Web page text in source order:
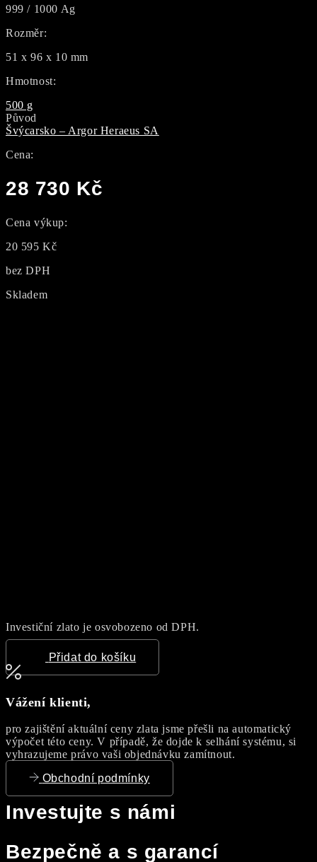
999 / 1000 Ag
Rozměr:
51 x 96 x 10 mm
Hmotnost:
500 g
Původ
Švýcarsko – Argor Heraeus SA
Cena:
28 730 Kč
Cena výkup:
20 595Kč
bez DPH
Skladem
Investiční zlato je osvobozeno od DPH.
Přidat do košíku
Vážení klienti,
pro zajištění aktuální ceny zlata jsme přešli na automatický
výpočet této ceny. V případě, že dojde k selhání systému, si
vyhrazujeme právo vaši objednávku zamítnout.
Obchodní podmínky
Investujte s námi
Bezpečně a s garancí